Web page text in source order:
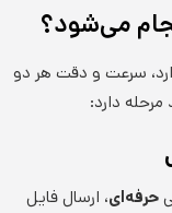
می‌شود؟
سرعت و دقت هر دو
دارد:
حرفه‌ای، ارسال فایل